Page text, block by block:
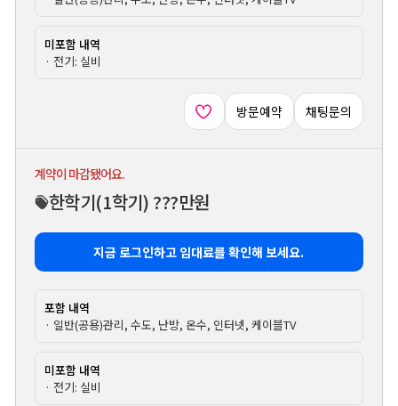
미포함 내역
· 전기: 실비
방문예약 채팅문의
계약이 마감됐어요.
한학기(1학기) ???만원
지금 로그인하고 임대료를 확인해 보세요.
포함 내역
· 일반(공용)관리, 수도, 난방, 온수, 인터넷, 케이블TV
미포함 내역
· 전기: 실비